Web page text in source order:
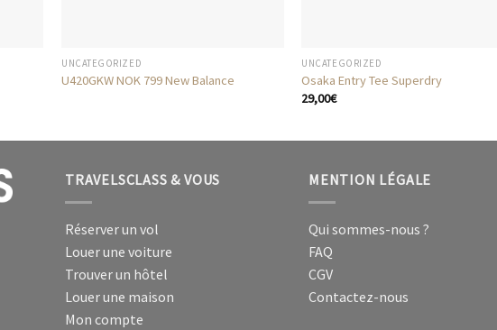
UNCATEGORIZED
U420GKW NOK 799 New Balance
UNCATEGORIZED
Osaka Entry Tee Superdry
29,00€
TRAVELSCLASS & VOUS
Réserver un vol
Louer une voiture
Trouver un hôtel
Louer une maison
Mon compte
MENTION LÉGALE
Qui sommes-nous ?
FAQ
CGV
Contactez-nous